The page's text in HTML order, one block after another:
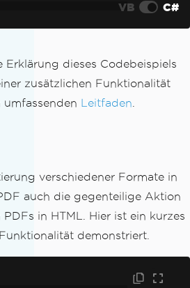
family: Arial, Helve
sans-serif;'>
img/svgs/
black.svg'/>
VB C#
Erklärung dieses Codebeispiels
zusätzlichen Funktionalität
umfassenden Leitfaden.
verschiedener Formate in
auch die gegenteilige Aktion
in HTML. Hier ist ein kurzes
demonstriert.